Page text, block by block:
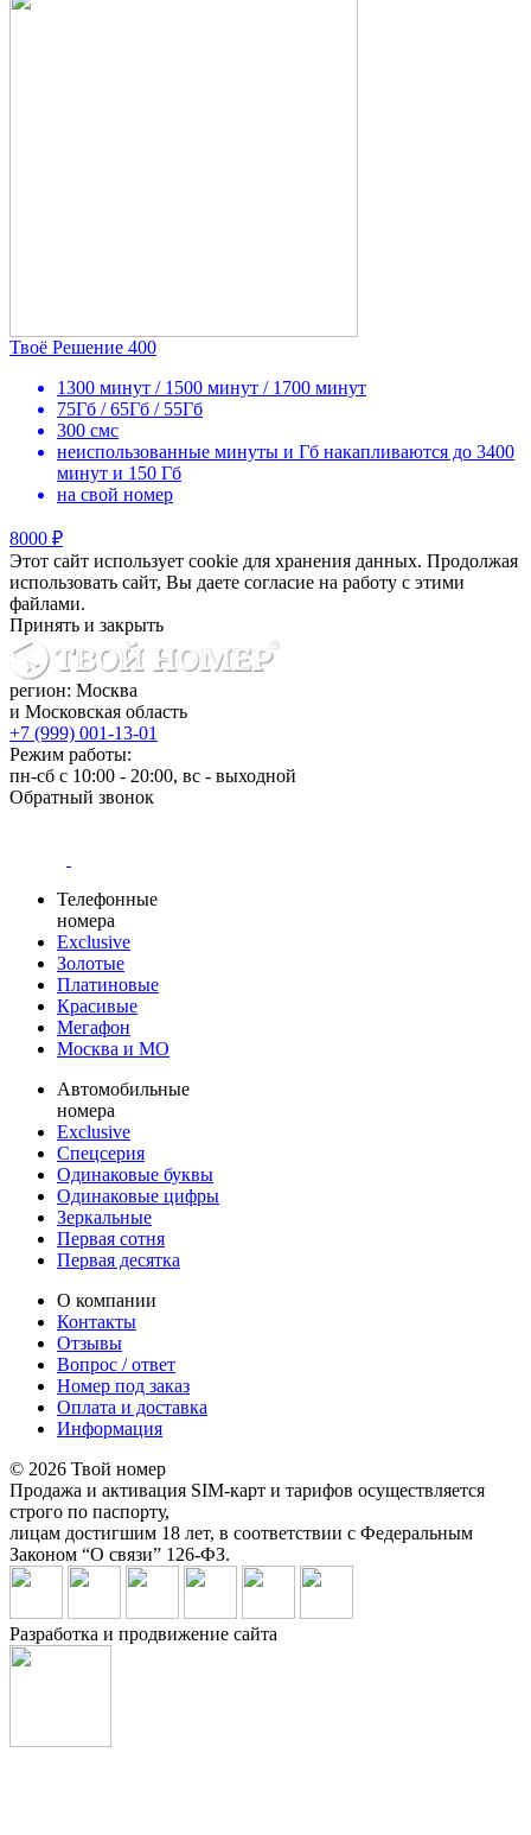
Твоё Решение 400
1300 минут / 1500 минут / 1700 минут
75Гб / 65Гб / 55Гб
300 смс
неиспользованные минуты и Гб накапливаются до 3400
минут и 150 Гб
на свой номер
8000 ₽
Этот сайт использует cookie для хранения данных. Продолжая
использовать сайт, Вы даете согласие на работу с этими
файлами.
Принять и закрыть
регион: Москва
и Московская область
+7 (999) 001-13-01
Режим работы:
пн-сб с 10:00 - 20:00, вс - выходной
Обратный звонок
Телефонные
номера
Exclusive
Золотые
Платиновые
Красивые
Мегафон
Москва и МО
Автомобильные
номера
Exclusive
Спецсерия
Одинаковые буквы
Одинаковые цифры
Зеркальные
Первая сотня
Первая десятка
О компании
Контакты
Отзывы
Вопрос / ответ
Номер под заказ
Оплата и доставка
Информация
© 2026 Твой номер
Продажа и активация SIM-карт и тарифов осуществляется
строго по паспорту,
лицам достигшим 18 лет, в соответствии с Федеральным
Законом “О связи” 126-ФЗ.
Разработка и продвижение сайта